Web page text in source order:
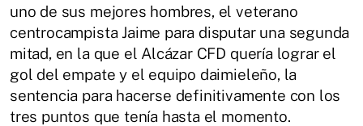
uno de sus mejores hombres, el veterano
centrocampista Jaime para disputar una segunda
mitad, en la que el Alcázar CFD quería lograr el
gol del empate y el equipo daimieleño, la
sentencia para hacerse definitivamente con los
tres puntos que tenía hasta el momento.